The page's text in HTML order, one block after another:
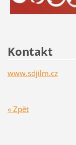
Kontakt
www.sdjilm.cz
« Zpět